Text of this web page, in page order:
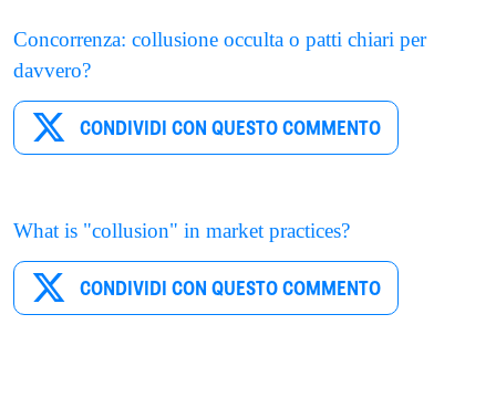
Concorrenza: collusione occulta o patti chiari per
davvero?
CONDIVIDI CON QUESTO COMMENTO
What is "collusion" in market practices?
CONDIVIDI CON QUESTO COMMENTO